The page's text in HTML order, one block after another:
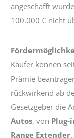
angeschafft
100.000 € nicht
Käufer können
Prämie
rückwirkend ab
Gesetzgeber die
Autos, von Plug-
Range Extender